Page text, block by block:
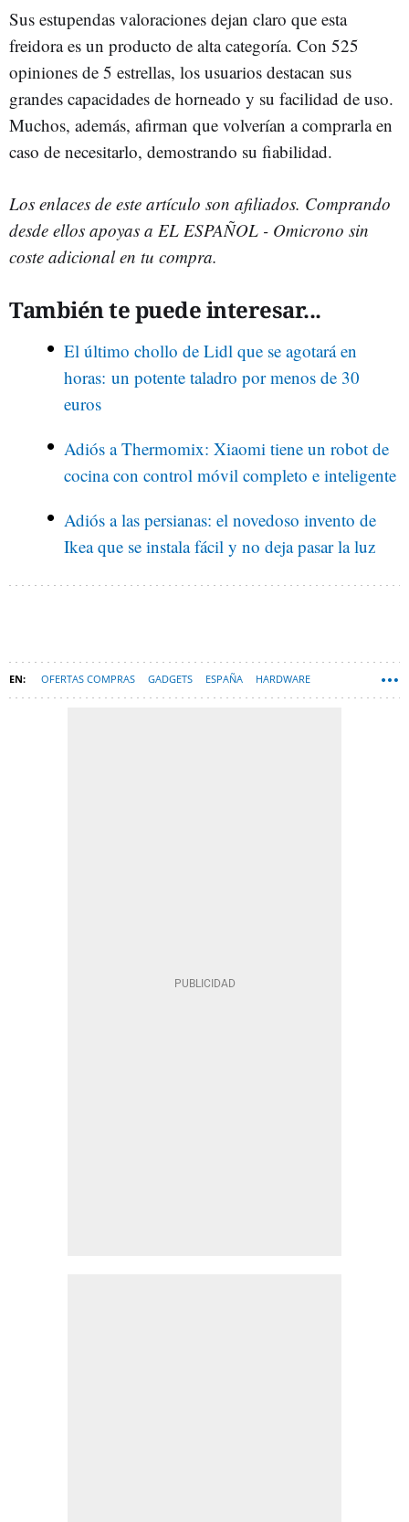
Sus estupendas valoraciones dejan claro que esta
freidora es un producto de alta categoría. Con 525
opiniones de 5 estrellas, los usuarios destacan sus
grandes capacidades de horneado y su facilidad de uso.
Muchos, además, afirman que volverían a comprarla en
caso de necesitarlo, demostrando su fiabilidad.
Los enlaces de este artículo son afiliados. Comprando
desde ellos apoyas a EL ESPAÑOL - Omicrono sin
coste adicional en tu compra.
También te puede interesar...
El último chollo de Lidl que se agotará en
horas: un potente taladro por menos de 30
euros
Adiós a Thermomix: Xiaomi tiene un robot de
cocina con control móvil completo e inteligente
Adiós a las persianas: el novedoso invento de
Ikea que se instala fácil y no deja pasar la luz
OFERTAS COMPRAS GADGETS ESPAÑA HARDWARE